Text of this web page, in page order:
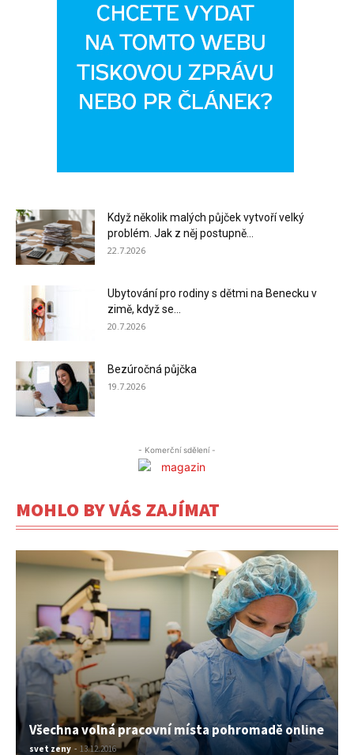
Když několik malých půjček vytvoří velký
problém. Jak z něj postupně...
22.7.2026
Ubytování pro rodiny s dětmi na Benecku v
zimě, když se...
20.7.2026
Bezúročná půjčka
19.7.2026
- Komerční sdělení -
MOHLO BY VÁS ZAJÍMAT
Všechna volná pracovní místa pohromadě online
svet zeny - 13.12.2016